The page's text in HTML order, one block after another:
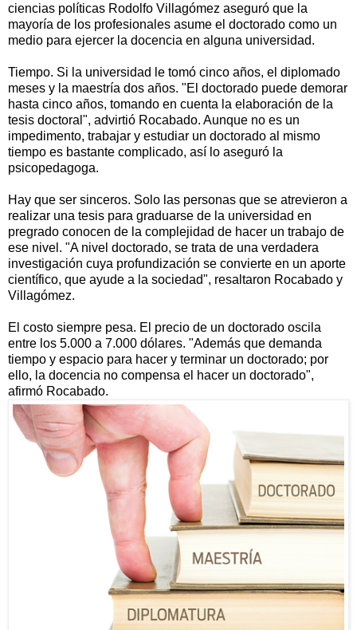
ciencias políticas Rodolfo Villagómez aseguró que la
mayoría de los profesionales asume el doctorado como un
medio para ejercer la docencia en alguna universidad.
Tiempo. Si la universidad le tomó cinco años, el diplomado
meses y la maestría dos años. "El doctorado puede demorar
hasta cinco años, tomando en cuenta la elaboración de la
tesis doctoral", advirtió Rocabado. Aunque no es un
impedimento, trabajar y estudiar un doctorado al mismo
tiempo es bastante complicado, así lo aseguró la
psicopedagoga.
Hay que ser sinceros. Solo las personas que se atrevieron a
realizar una tesis para graduarse de la universidad en
pregrado conocen de la complejidad de hacer un trabajo de
ese nivel. "A nivel doctorado, se trata de una verdadera
investigación cuya profundización se convierte en un aporte
científico, que ayude a la sociedad", resaltaron Rocabado y
Villagómez.
El costo siempre pesa. El precio de un doctorado oscila
entre los 5.000 a 7.000 dólares. "Además que demanda
tiempo y espacio para hacer y terminar un doctorado; por
ello, la docencia no compensa el hacer un doctorado",
afirmó Rocabado.